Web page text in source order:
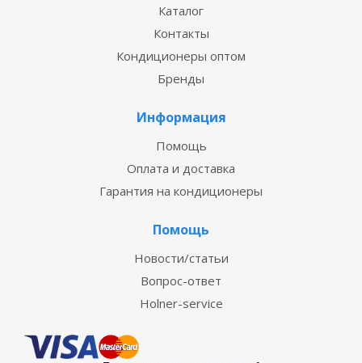
Каталог
Контакты
Кондиционеры оптом
Бренды
Информация
Помощь
Оплата и доставка
Гарантия на кондиционеры
Помощь
Новости/статьи
Вопрос-ответ
Holner-service